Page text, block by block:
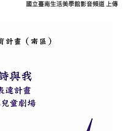
國立臺南生活美學館影音頻道 上傳